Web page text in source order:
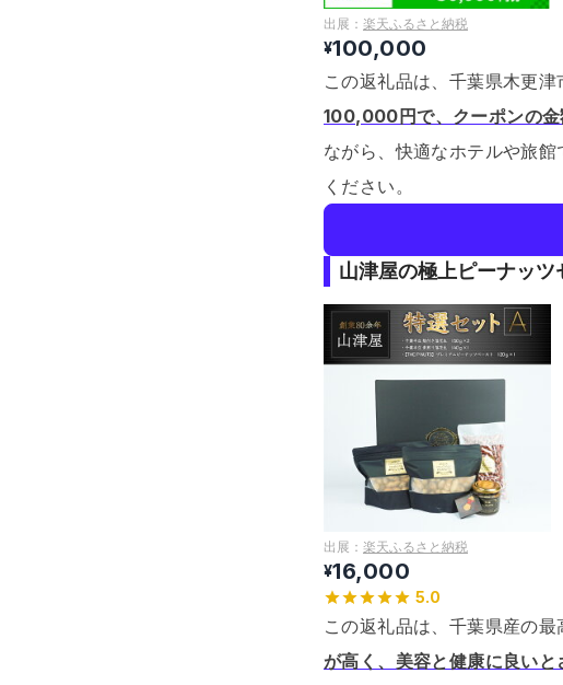
出展： 楽天ふるさと納税
¥100,000
この返礼品は、千葉県木更
100,000円で、クーポンの
ながら、快適なホテルや旅館
ください。
山津屋の極上ピーナッツ
出展： 楽天ふるさと納税
¥16,000
5.0
この返礼品は、千葉県産の
が高く、美容と健康に良いと